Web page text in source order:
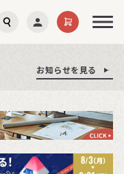
お知らせを見る
お知らせを見る
お知らせを見る